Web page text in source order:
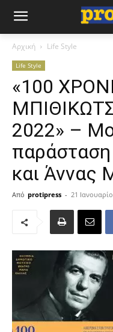
Αρχική Life Style
Life Style
«100
2022» –
και Άννας
Από protipress - 21